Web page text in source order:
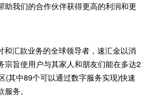
助我们的合作伙伴获得更高的利润和更
和汇款业务的全球领导者，速汇金以消
宗旨使用户与其家人和朋友们能在多达2
(其中89个可以通过数字服务实现)快速
务。